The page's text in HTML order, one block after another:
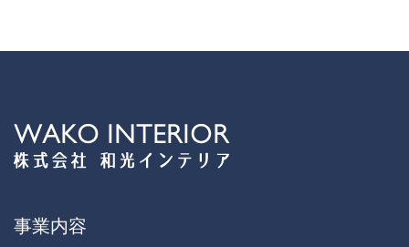
事業内容